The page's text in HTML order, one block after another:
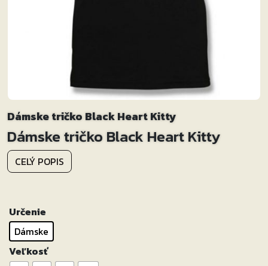
Dámske tričko Black Heart Kitty
Dámske tričko Black Heart Kitty
CELÝ POPIS
Určenie
Dámske
Veľkosť